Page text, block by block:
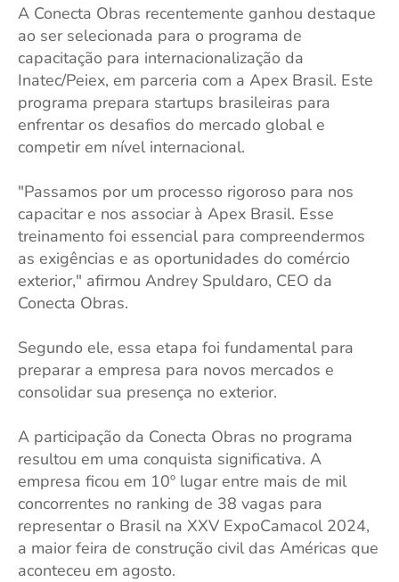
A Conecta Obras recentemente ganhou destaque
ao ser selecionada para o programa de
capacitação para internacionalização da
Inatec/Peiex, em parceria com a Apex Brasil. Este
programa prepara startups brasileiras para
enfrentar os desafios do mercado global e
competir em nível internacional.
"Passamos por um processo rigoroso para nos
capacitar e nos associar à Apex Brasil. Esse
treinamento foi essencial para compreendermos
as exigências e as oportunidades do comércio
exterior," afirmou Andrey Spuldaro, CEO da
Conecta Obras.
Segundo ele, essa etapa foi fundamental para
preparar a empresa para novos mercados e
consolidar sua presença no exterior.
A participação da Conecta Obras no programa
resultou em uma conquista significativa. A
empresa ficou em 10º lugar entre mais de mil
concorrentes no ranking de 38 vagas para
representar o Brasil na XXV ExpoCamacol 2024,
a maior feira de construção civil das Américas que
aconteceu em agosto.